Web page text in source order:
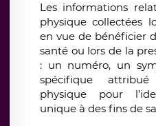
Les informations
physique collectées
en vue de bénéficier
santé ou lors de la
: un numéro, un
spécifique
physique pour
unique à des fins de